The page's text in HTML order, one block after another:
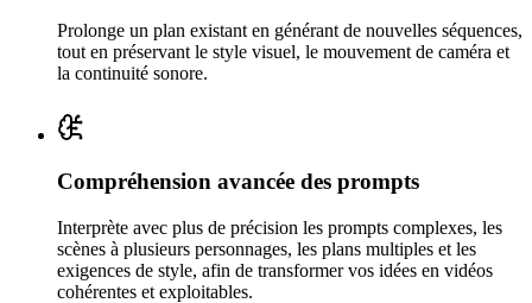
Prolonge un plan existant en générant de nouvelles séquences,
tout en préservant le style visuel, le mouvement de caméra et
la continuité sonore.
Compréhension avancée des prompts
Interprète avec plus de précision les prompts complexes, les
scènes à plusieurs personnages, les plans multiples et les
exigences de style, afin de transformer vos idées en vidéos
cohérentes et exploitables.